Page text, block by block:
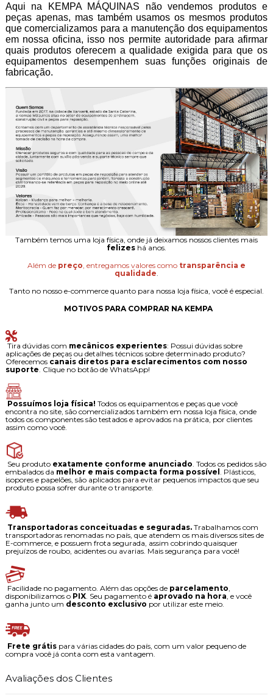
Aqui na KEMPA MÁQUINAS não vendemos produtos e
peças apenas, mas também usamos os mesmos produtos
que comercializamos para a manutenção dos equipamentos
em nossa oficina, isso nos permite autoridade para afirmar
quais produtos oferecem a qualidade exigida para que os
equipamentos desempenhem suas funções originais de
fabricação.
Também temos uma loja física, onde já deixamos nossos clientes mais
felizeshá anos.
Além de preço , entregamos valores como transparência e
qualidade
Tanto no nosso e-commerce quanto para nossa loja física, você é especial.
MOTIVOS PARA COMPRAR NA KEMPA
Tira dúvidas com mecânicos experientes: Possui dúvidas sobre
aplicações de peças ou detalhes técnicos sobre determinado produto?
Oferecemos canais diretos para esclarecimentos com nosso
suporte . Clique no botão de WhatsApp!
Possuímos loja física! Todos os equipamentos e peças que você
encontra no site, são comercializados também em nossa loja física, onde
todos os componentes são testados e aprovados na prática, por clientes
assim como você.
Seu produto exatamente conforme anunciado . Todos os pedidos são
embalados da melhor e mais compacta forma possível . Plásticos,
isopores e papelões, são aplicados para evitar pequenos impactos que seu
produto possa sofrer durante o transporte.
Transportadoras conceituadas e seguradas.Trabalhamos com
transportadoras renomadas no país, que atendem os mais diversos sites de
E-commerce, e possuem frota segurada, assim cobrindo quaisquer
prejuízos de roubo, acidentes ou avarias. Mais segurança para você!
Facilidade no pagamento. Além das opções de parcelamento
disponibilizamos o PIX. Seu pagamento é aprovado na hora , e você
ganha junto um desconto exclusivo por utilizar este meio.
Frete grátispara várias cidades do país, com um valor pequeno de
compra você já conta com esta vantagem.
Avaliações dos Clientes